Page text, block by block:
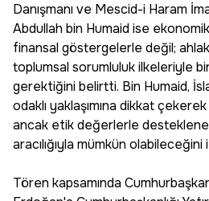
Danışmanı ve Mescid-i Haram
Abdullah bin Humaid ise ekonomik
finansal göstergelerle değil;
toplumsal sorumluluk ilkeleriyle
gerektiğini belirtti. Bin Humaid,
odaklı yaklaşımına dikkat
ancak etik değerlerle
aracılığıyla mümkün
Tören kapsamında